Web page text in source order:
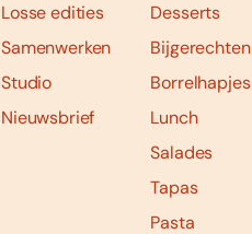
Losse edities
Samenwerken
Studio
Nieuwsbrief
Desserts
Bijgerechten
Borrelhapjes
Lunch
Salades
Tapas
Pasta